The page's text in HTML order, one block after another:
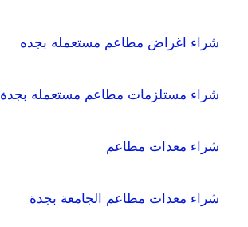
شراء اغراض مطاعم مستعمله بجده
شراء مستلزمات مطاعم مستعمله بجدة
شراء معدات مطاعم
شراء معدات مطاعم الجامعة بجدة